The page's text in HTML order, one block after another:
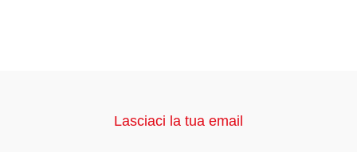
Lasciaci la tua email